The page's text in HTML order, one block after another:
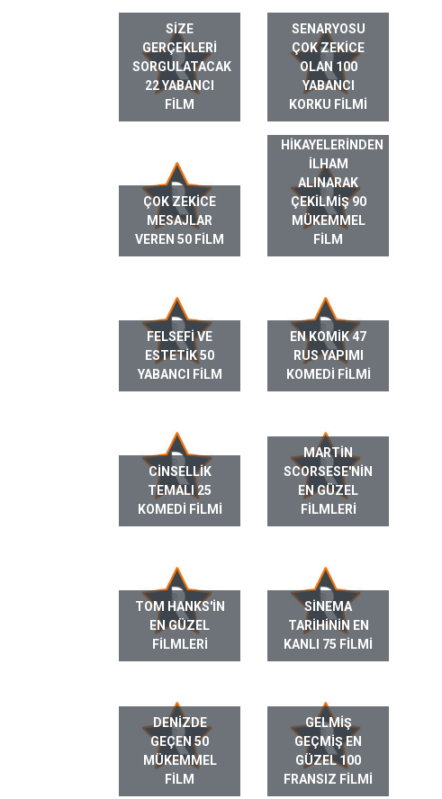
SIZE
GERÇEKLERI
SORGULATACAK
22 YABANCI
FILM
SENARYOSU
ÇOK ZEKICE
OLAN 100
YABANCI
KORKU FILMI
ÇOK ZEKICE
MESAJLAR
VEREN 50 FILM
GERÇEK HAYAT
HIKAYELERINDEN
ILHAM
ALINARAK
ÇEKILMIŞ 90
MÜKEMMEL
FILM
FELSEFI VE
ESTETIK 50
YABANCI FILM
EN KOMIK 47
RUS YAPIMI
KOMEDI FILMI
CINSELLIK
TEMALI 25
KOMEDI FILMI
MARTIN
SCORSESE'NIN
EN GÜZEL
FILMLERI
TOM HANKS'IN
EN GÜZEL
FILMLERI
SINEMA
TARIHININ EN
KANLI 75 FILMI
DENIZDE
GEÇEN 50
MÜKEMMEL
FILM
GELMIŞ
GEÇMIŞ EN
GÜZEL 100
FRANSIZ FILMI